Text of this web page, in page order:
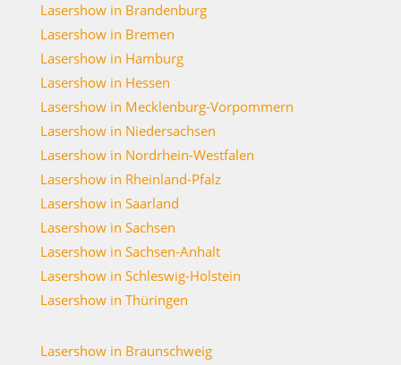
Lasershow in Brandenburg
Lasershow in Bremen
Lasershow in Hamburg
Lasershow in Hessen
Lasershow in Mecklenburg-Vorpommern
Lasershow in Niedersachsen
Lasershow in Nordrhein-Westfalen
Lasershow in Rheinland-Pfalz
Lasershow in Saarland
Lasershow in Sachsen
Lasershow in Sachsen-Anhalt
Lasershow in Schleswig-Holstein
Lasershow in Thüringen
Lasershow in Braunschweig